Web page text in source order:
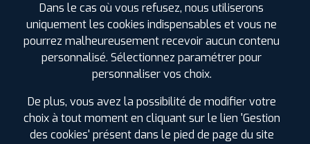
Dans le cas où vous refusez, nous utiliserons
uniquement les cookies indispensables et vous ne
pourrez malheureusement recevoir aucun contenu
personnalisé. Sélectionnez paramétrer pour
personnaliser vos choix.
De plus, vous avez la possibilité de modifier votre
choix à tout moment en cliquant sur le lien 'Gestion
des cookies' présent dans le pied de page du site